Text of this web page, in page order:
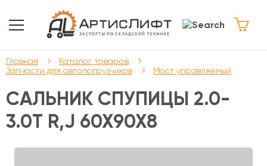
Главная
Каталог товаров
Запчасти для автопогрузчиков
Мост управляемый
САЛЬНИК СПУПИЦЫ 2.0-
3.0T R,J 60X90X8